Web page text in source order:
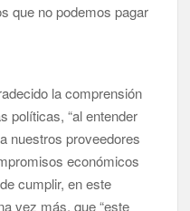
que no podemos pagar
la comprensión
políticas, “al entender
nuestros proveedores
económicos
cumplir, en este
vez más, que “este